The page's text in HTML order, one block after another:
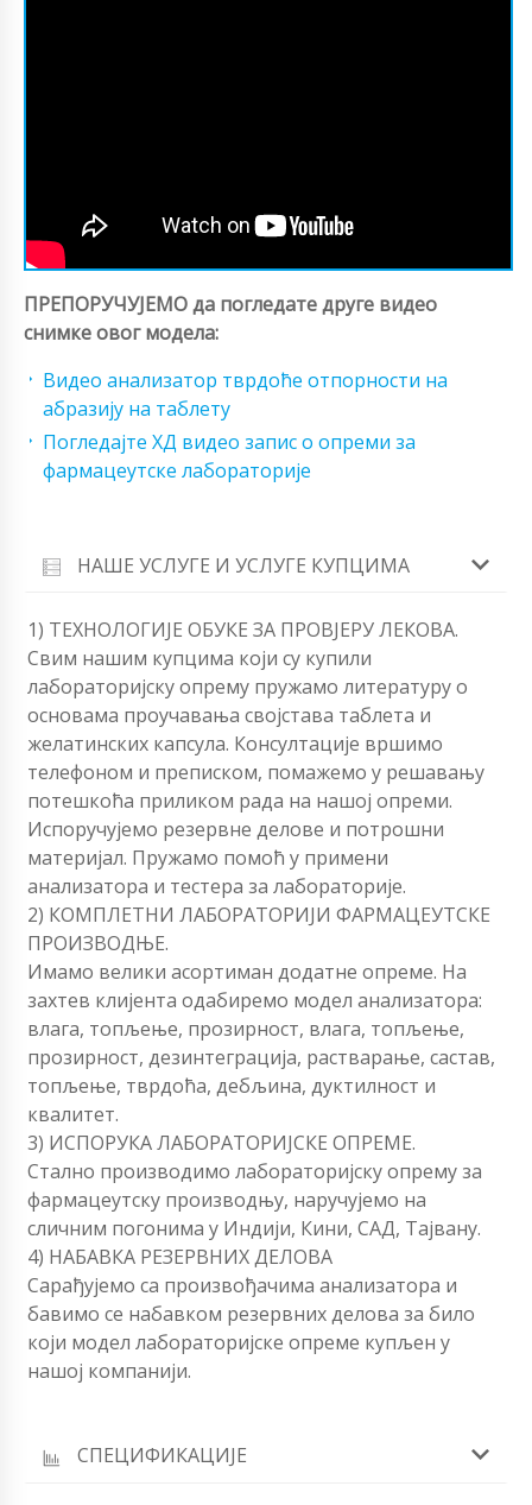
ПРЕПОРУЧУЈЕМО да погледате друге видео
снимке овог модела:
Видео анализатор тврдоће отпорности на
абразију на таблету
Погледајте ХД видео запис о опреми за
фармацеутске лабораторије
НАШЕ УСЛУГЕ И УСЛУГЕ КУПЦИМА
1) ТЕХНОЛОГИЈЕ ОБУКЕ ЗА ПРОВЈЕРУ ЛЕКОВА.
Свим нашим купцима који су купили
лабораторијску опрему пружамо литературу о
основама проучавања својстава таблета и
желатинских капсула. Консултације вршимо
телефоном и преписком, помажемо у решавању
потешкоћа приликом рада на нашој опреми.
Испоручујемо резервне делове и потрошни
материјал. Пружамо помоћ у примени
анализатора и тестера за лабораторије.
2) КОМПЛЕТНИ ЛАБОРАТОРИЈИ ФАРМАЦЕУТСКЕ
ПРОИЗВОДЊЕ.
Имамо велики асортиман додатне опреме. На
захтев клијента одабиремо модел анализатора:
влага, топљење, прозирност, влага, топљење,
прозирност, дезинтеграција, растварање, састав,
топљење, тврдоћа, дебљина, дуктилност и
квалитет.
3) ИСПОРУКА ЛАБОРАТОРИЈСКЕ ОПРЕМЕ.
Стално производимо лабораторијску опрему за
фармацеутску производњу, наручујемо на
сличним погонима у Индији, Кини, САД, Тајвану.
4) НАБАВКА РЕЗЕРВНИХ ДЕЛОВА
Сарађујемо са произвођачима анализатора и
бавимо се набавком резервних делова за било
који модел лабораторијске опреме купљен у
нашој компанији.
СПЕЦИФИКАЦИЈЕ